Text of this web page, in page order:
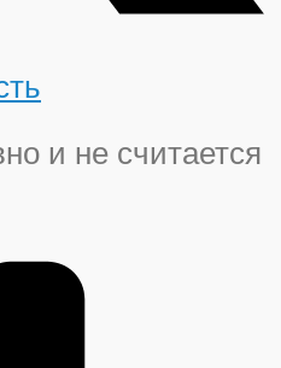
и не считается